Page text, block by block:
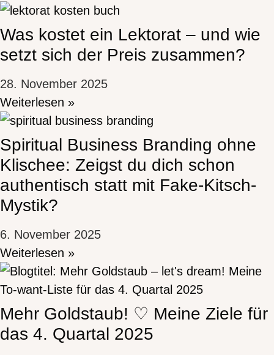
Was kostet ein Lektorat – und wie
setzt sich der Preis zusammen?
28. November 2025
Weiterlesen »
Spiritual Business Branding ohne
Klischee: Zeigst du dich schon
authentisch statt mit Fake-Kitsch-
Mystik?
6. November 2025
Weiterlesen »
Mehr Goldstaub! ♡ Meine Ziele für
das 4. Quartal 2025